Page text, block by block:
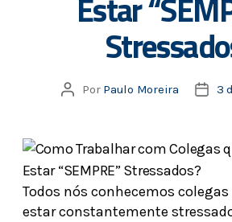
Estar
Por Paulo Moreira 3
Todos nós conhecemos
estar constantemente